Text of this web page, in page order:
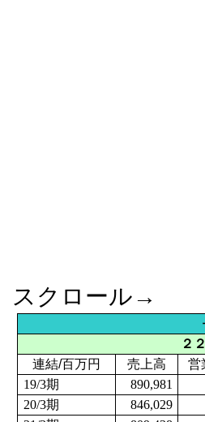
スクロール→
２
連結/百万円 売上高
営
19/3期
890,981
20/3期
846,029